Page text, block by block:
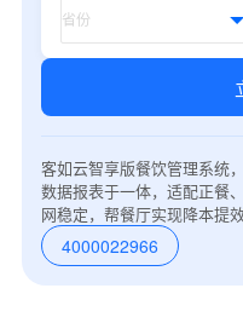
客如云智享版餐饮管理系统
数据报表于一体，适配正餐
网稳定，帮餐厅实现降本提效
4000022966